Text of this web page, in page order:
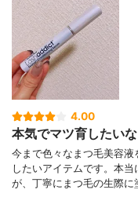
4.00
本気でマツ育したいな
今まで色々なまつ毛美容
したいアイテムです。本
が、丁寧にまつ毛の生際